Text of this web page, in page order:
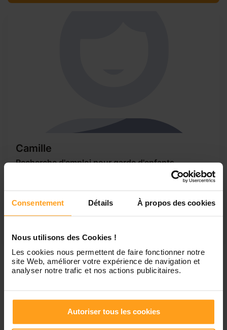
Consentement Détails À propos des cookies
Nous utilisons des Cookies !
Les cookies nous permettent de faire fonctionner notre
site Web, améliorer votre expérience de navigation et
analyser notre trafic et nos actions publicitaires.
Autoriser tous les cookies
Camille
Recherche d'emploi pour garde d'enfants
Je cherche actuellement un emploi pour financer mes
je sais comment m'occuper d'enfants grâce aux nombreux
enfants de tout âge dans ma famille, je sais nourrir,
1
Petites annonces de